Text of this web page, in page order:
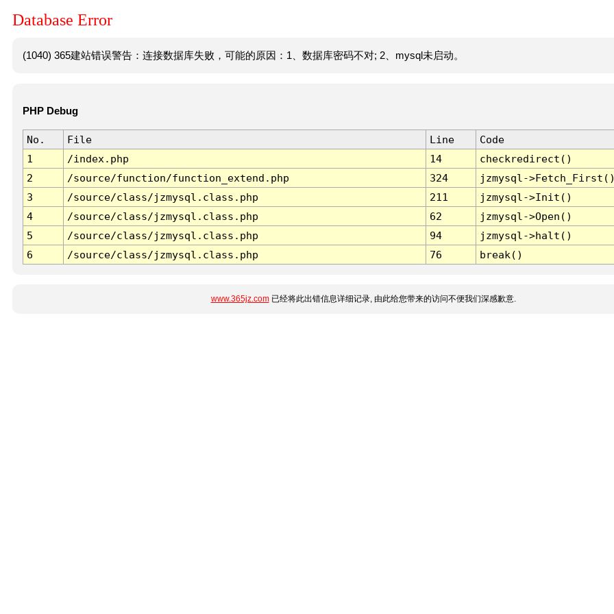
Database Error
(1040) 365建站错误警告：连接数据库失败，可能的原因：1、数据库密码不对; 2、mysql未启动。
PHP Debug
No. File Line
Code
1
/index.php 14
checkredirect()
2
/source/function/function_extend.php 324
jzmysql-
3
/source/class/jzmysql.class.php 211
jzmysql->Init()
4
/source/class/jzmysql.class.php 62
jzmysql->Open()
5
/source/class/jzmysql.class.php 94
jzmysql->halt()
6
/source/class/jzmysql.class.php 76 break()
www.365jz.com已经将此出错信息详细记录, 由此给您带来的访问不便我们深感歉意.